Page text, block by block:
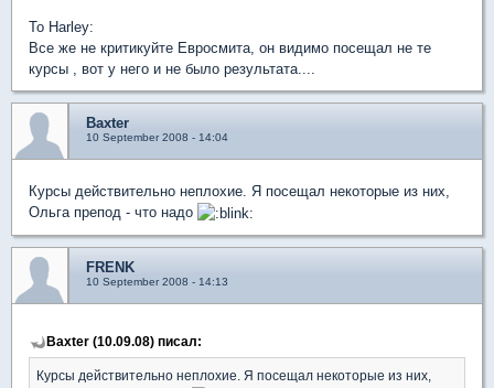
To Harley:
Все же не критикуйте Евросмита, он видимо посещал не те
курсы , вот у него и не было результата....
Baxter
10 September 2008 - 14:04
Курсы действительно неплохие. Я посещал некоторые из них,
Ольга препод - что надо
FRENK
10 September 2008 - 14:13
Baxter (10.09.08) писал:
Курсы действительно неплохие. Я посещал некоторые из них,